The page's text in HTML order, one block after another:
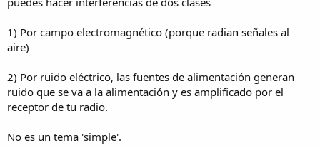
1) Por campo electromagnético (porque radian señales al
aire)
2) Por ruido eléctrico, las fuentes de alimentación generan
ruido que se va a la alimentación y es amplificado por el
receptor de tu radio.
No es un tema 'simple'.